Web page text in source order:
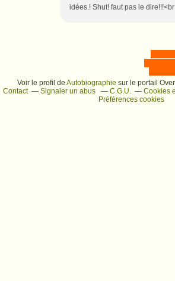
idées.! Shut! faut pas le
Voir le profil de Autobiographie sur le portail
Contact
Signaler un abus C.G.U.
Cookies
Préférences cookies